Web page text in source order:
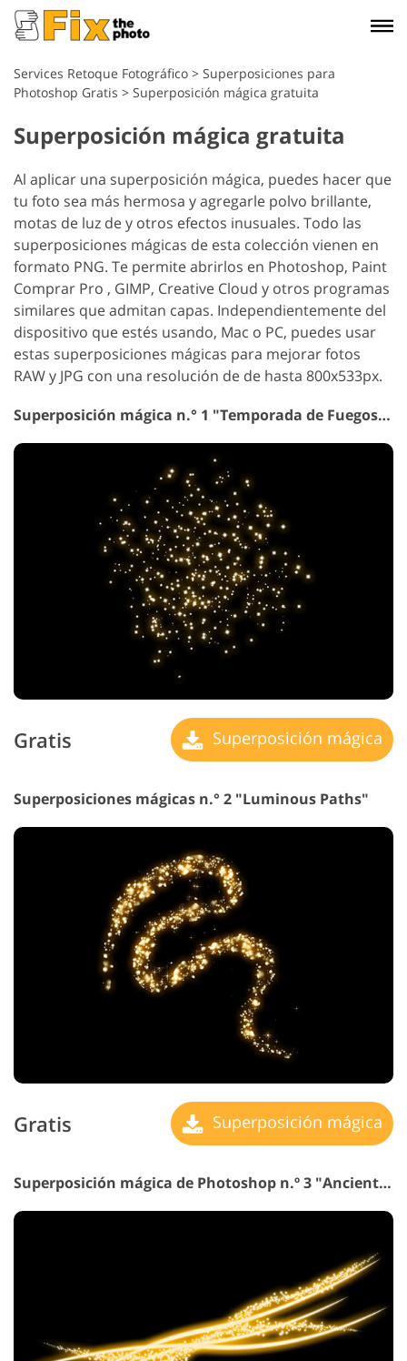
Services Retoque Fotográfico > Superposiciones para
Photoshop Gratis > Superposición mágica gratuita
Superposición mágica gratuita
Al aplicar una superposición mágica, puedes hacer que
tu foto sea más hermosa y agregarle polvo brillante,
motas de luz de y otros efectos inusuales. Todo las
superposiciones mágicas de esta colección vienen en
formato PNG. Te permite abrirlos en Photoshop, Paint
Comprar Pro , GIMP, Creative Cloud y otros programas
similares que admitan capas. Independientemente del
dispositivo que estés usando, Mac o PC, puedes usar
estas superposiciones mágicas para mejorar fotos
RAW y JPG con una resolución de de hasta 800x533px.
Superposición mágica n.° 1 "Temporada de Fuegos artificiales"
Gratis Superposición mágica
Superposiciones mágicas n.° 2 "Luminous Paths"
Gratis Superposición mágica
Superposición mágica de Photoshop n.º 3 "Ancient Spell"